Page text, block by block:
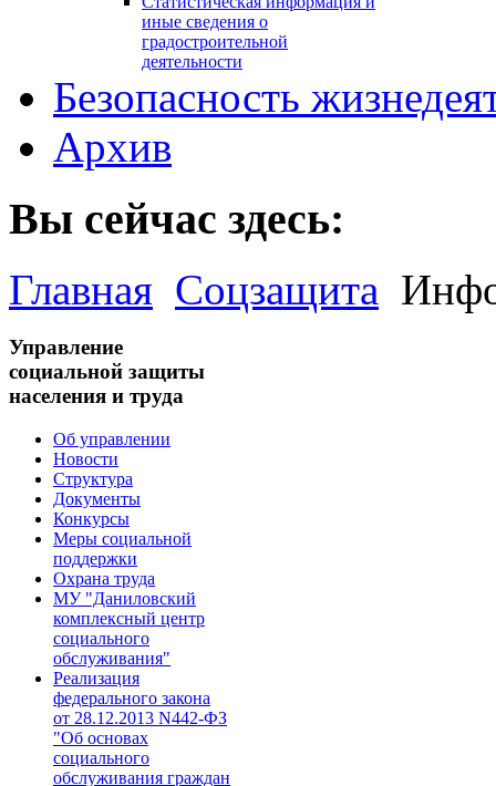
иные сведения о
градостроительной
деятельности
Безопасность
Архив
Вы сейчас здесь:
Главная Соцзащита
Управление
социальной защиты
населения и труда
Об управлении
Новости
Структура
Документы
Конкурсы
Меры социальной
поддержки
Охрана труда
МУ "Даниловский
комплексный центр
социального
обслуживания"
Реализация
федерального закона
от 28.1​2.2013 N442-ФЗ
"Об основах
социального
обслуживания граждан